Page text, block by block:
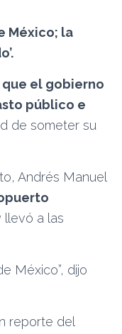
México; la
el gobierno
público e
de someter su
Andrés Manuel
llevó a las
México”, dijo
reporte del